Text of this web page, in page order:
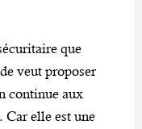
que
veut proposer
continue aux
Car elle est une